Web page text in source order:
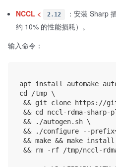
NCCL <
2.12
：安装 Sharp
约 10% 的性能损耗）。
输入命令：
apt install automake
cd /tmp \
&& git clone https://
&& cd nccl-rdma-sharp-
&& ./autogen.sh \
&& ./configure --
&& make && make
&& rm -rf /tmp/nccl-